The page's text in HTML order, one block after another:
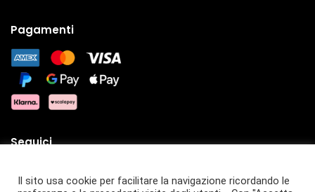
Pagamenti
Seguici
Il sito usa cookie per facilitare la navigazione ricordando le